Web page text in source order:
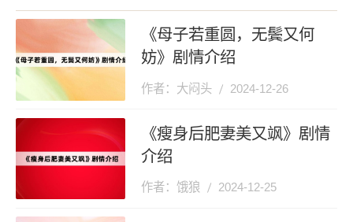
《母子若重圆，无鬓又何
妨》剧情介绍
作者：大闷头 2024-12-26
《瘦身后肥妻美又飒》剧情
介绍
作者：饿狼 2024-12-25